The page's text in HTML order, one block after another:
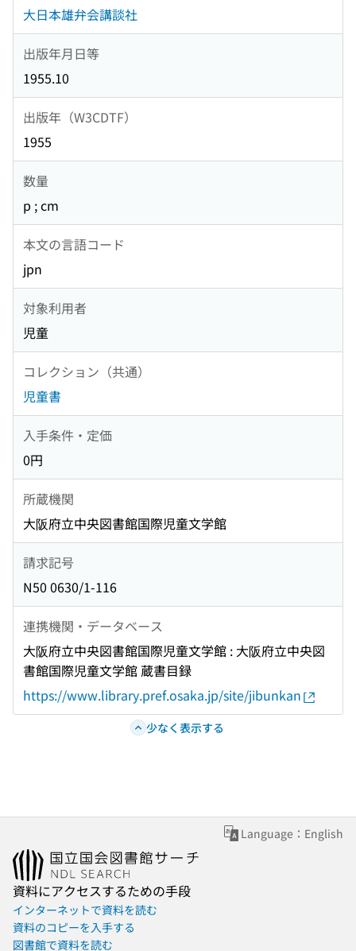
大日本雄弁会講談社
出版年月日等
1955.10
出版年（W3CDTF）
1955
数量
p ; cm
本文の言語コード
jpn
対象利用者
児童
コレクション（共通）
児童書
入手条件・定価
0円
所蔵機関
大阪府立中央図書館国際児童文学館
請求記号
N50 0630/1-116
連携機関・データベース
大阪府立中央図書館国際児童文学館 : 大阪府立中央図
書館国際児童文学館 蔵書目録
https://www.library.pref.osaka.jp/site/jibunkan
少なく表示する
Language：English
資料にアクセスするための手段
インターネットで資料を読む
資料のコピーを入手する
図書館で資料を読む